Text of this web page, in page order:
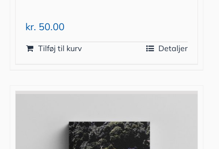
kr. 50.00
Tilføj til kurv Detaljer